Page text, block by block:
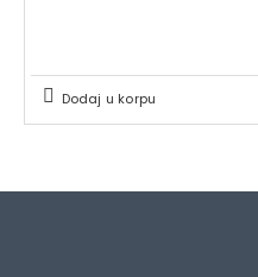
Dodaj u korpu